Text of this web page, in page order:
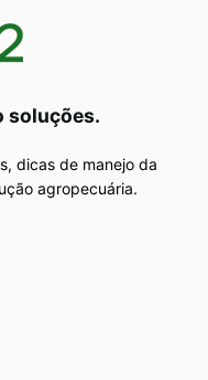
soluções.
dicas de manejo da
agropecuária.